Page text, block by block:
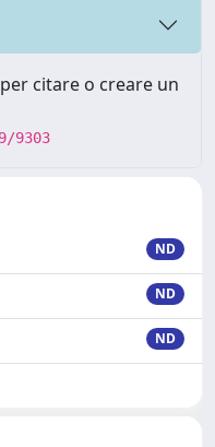
citare o creare un
9303
ND
ND
ND